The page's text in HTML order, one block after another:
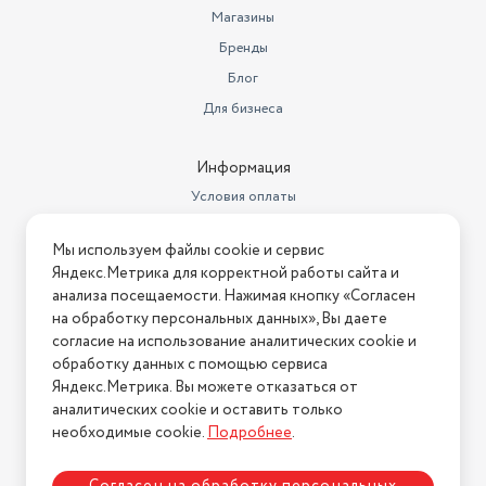
вентилятора/интенсивности
увлажнитель, управлени
Тип соединения устройств
беспроводное
Управление со смартфона
да
Работает в системе "умный
да
Индикация
включения, влажности, низкого
уровня воды, Гигрометр,
Датчик открытия\закрытия
Размеры (ШхГхВ)
240х240х363 мм
Установка
напольная, настольная
Магазины
Бренды
Блог
Для бизнеса
Информация
Условия оплаты
Условия возврата
Нашли ошибку на сайте? Напишите нам
2026 © Интернет-магазин "АстМаркет". У нас есть всё!
Политика конфиденциальности
Мы используем файлы cookie и сервис
Яндекс.Метрика для корректной работы сайта и
анализа посещаемости. Нажимая кнопку «Согласен
на обработку персональных данных», Вы даете
согласие на использование аналитических cookie и
обработку данных с помощью сервиса
Яндекс.Метрика. Вы можете отказаться от
аналитических cookie и оставить только
необходимые cookie.Подробнее.